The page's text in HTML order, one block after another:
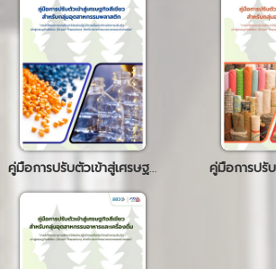
คู่มือการปรับตัวเข้าสู่เศรษฐกิจสีเขียว (พลาสติก)